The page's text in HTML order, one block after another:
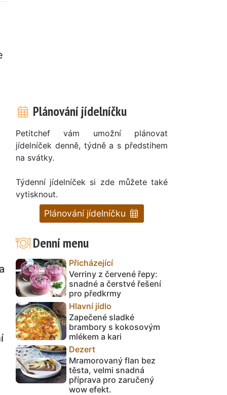
Plánování jídelníčku
Petitchef vám umožní plánovat
jídelníček denně, týdně a s předstihem
na svátky.
Týdenní jídelníček si zde můžete také
vytisknout.
Plánování jídelníčku
Denní menu
Přicházející
Verriny z červené řepy:
snadné a čerstvé řešení
pro předkrmy
Hlavní jídlo
Zapečené sladké
brambory s kokosovým
mlékem a kari
Dezert
Mramorovaný flan bez
těsta, velmi snadná
příprava pro zaručený
wow efekt.